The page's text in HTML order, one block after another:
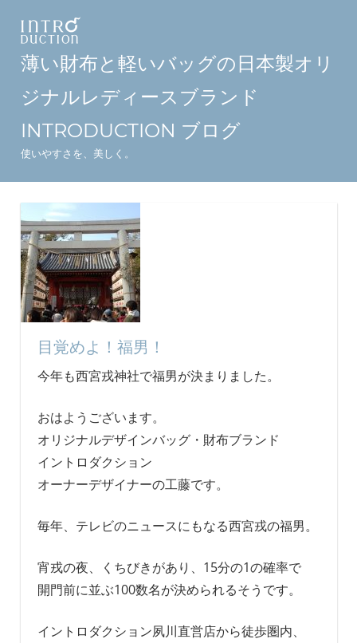
薄い財布と軽いバッグの日本製オリ
ジナルレディースブランド
INTRODUCTION ブログ
使いやすさを、美しく。
目覚めよ！福男！
今年も西宮戎神社で福男が決まりました。
おはようございます。
オリジナルデザインバッグ・財布ブランド
イントロダクション
オーナーデザイナーの工藤です。
毎年、テレビのニュースにもなる西宮戎の福男。
宵戎の夜、くちびきがあり、15分の1の確率で
開門前に並ぶ100数名が決められるそうです。
イントロダクション夙川直営店から徒歩圏内、